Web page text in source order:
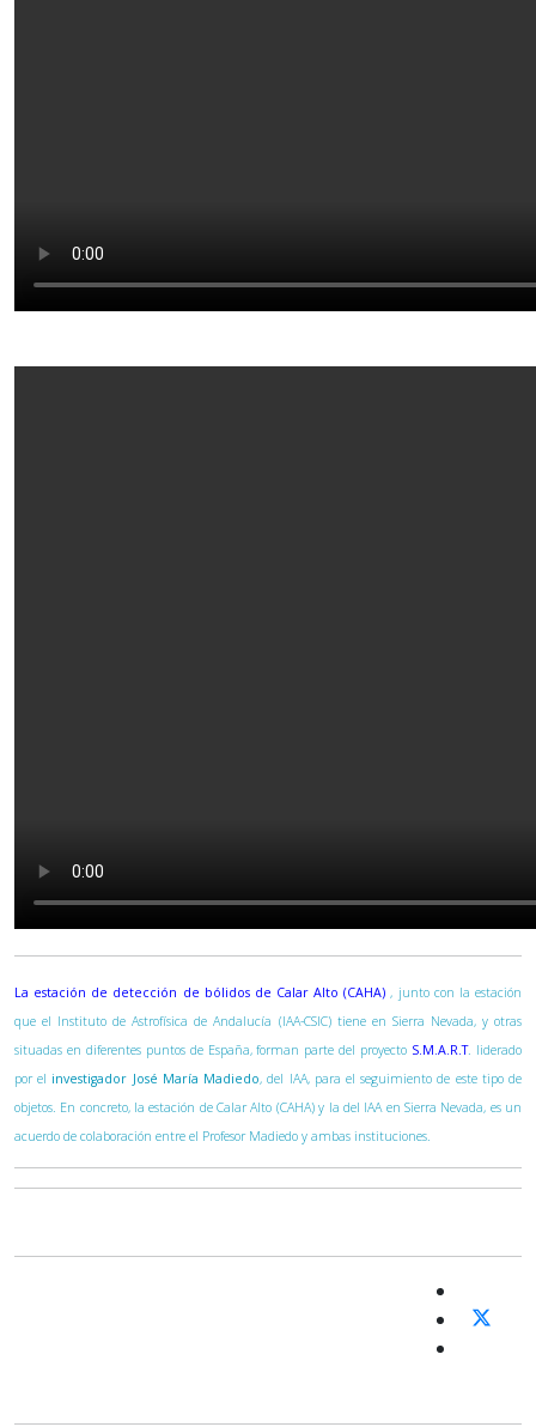
La estación de detección de bólidos de Calar Alto (CAHA) , junto con la estación
que el Instituto de Astrofísica de Andalucía (IAA-CSIC) tiene en Sierra Nevada, y otras
situadas en diferentes puntos de España, forman parte del proyecto S.M.A.R.T. liderado
por el investigador José María Madiedo, del IAA, para el seguimiento de este tipo de
objetos. En concreto, la estación de Calar Alto (CAHA) y la del IAA en Sierra Nevada, es un
acuerdo de colaboración entre el Profesor Madiedo y ambas instituciones.